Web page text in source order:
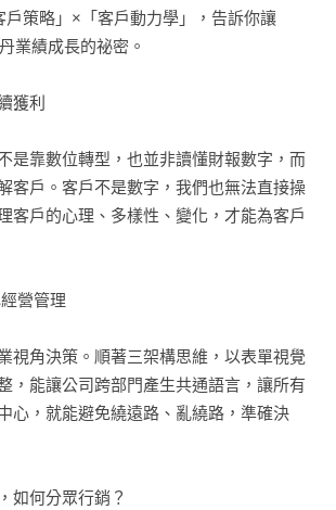
戶策略」×「客戶動力學」，告訴你讓
業績成長的祕密。
獲利
是靠數位轉型，也並非讀懂財報數字，而
客戶。客戶不是數字，我們也無法直接操
客戶的心理、多樣性、變化，才能為客戶
營管理
視角決策。順著三架構思維，以表單視覺
，能讓公司跨部門產生共通語言，讓所有
心，就能避免繞遠路、亂繞路，準確決
如何分眾行銷？